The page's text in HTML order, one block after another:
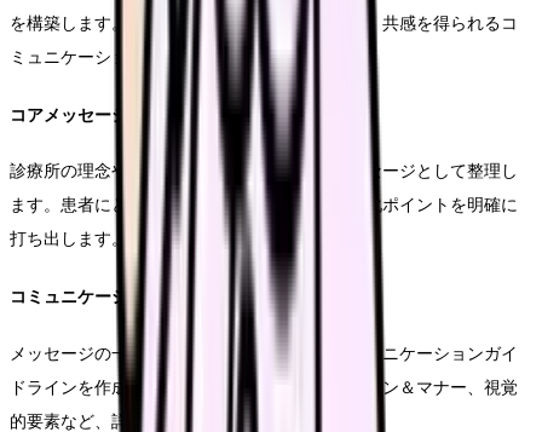
を構築します。患者目線での価値提案を心がけ、共感を得られるコ
ミュニケーションを展開します。
コアメッセージの設定
診療所の理念や特徴を、簡潔かつ印象的なメッセージとして整理し
ます。患者にとっての価値を中心に据え、差別化ポイントを明確に
打ち出します。
コミュニケーションガイドラインの策定
メッセージの一貫性を保つため、具体的なコミュニケーションガイ
ドラインを作成します。使用する言葉遣い、トーン＆マナー、視覚
的要素など、詳細な指針を定めます。